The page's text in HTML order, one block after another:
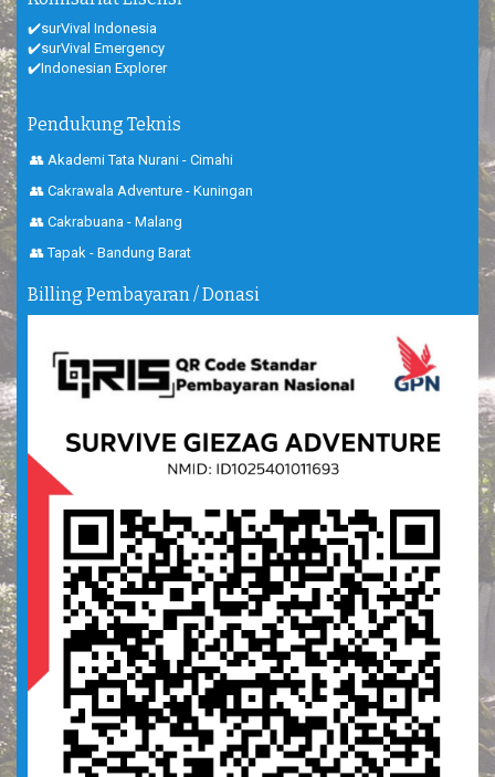
✔️Indonesian Explorer
👥 Akademi Tata Nurani - Cimahi
👥 Cakrawala Adventure - Kuningan
👥 Cakrabuana - Malang
👥 Tapak - Bandung Barat
Billing Pembayaran / Donasi